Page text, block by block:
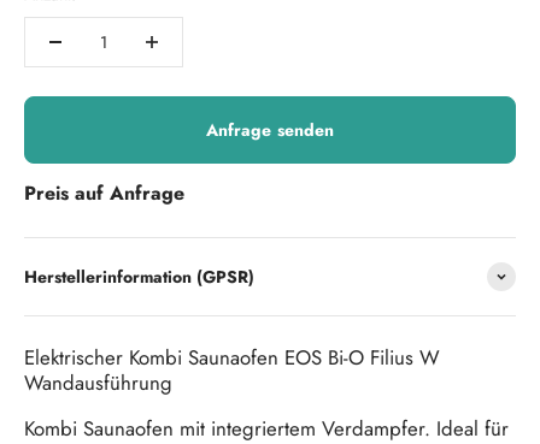
Anfrage senden
Preis auf Anfrage
Herstellerinformation (GPSR)
Elektrischer Kombi Saunaofen EOS Bi-O Filius W
Wandausführung
Kombi Saunaofen mit integriertem Verdampfer. Ideal für